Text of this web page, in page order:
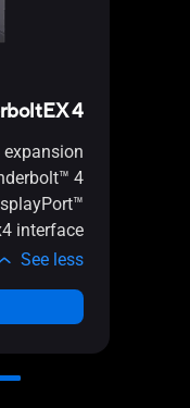
4
expansion
4
interface
See less